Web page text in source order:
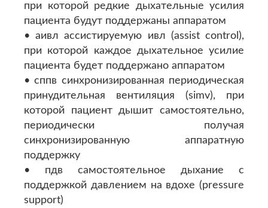
при которой редкие дыхательные усилия
пациента будут поддержаны аппаратом
• аивл ассистируемую ивл (assist control),
при которой каждое дыхательное усилие
пациента будет поддержано аппаратом
• сппв синхронизированная периодическая
принудительная вентиляция (simv), при
которой пациент дышит самостоятельно,
периодически получая
синхронизированную аппаратную
поддержку
• пдв самостоятельное дыхание с
поддержкой давлением на вдохе (pressure
support)